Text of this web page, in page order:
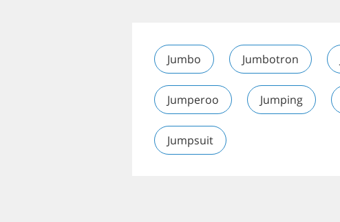
Jumbo Jumbotron
Jumperoo Jumping
Jumpsuit